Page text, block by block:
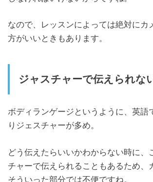
なので、レッスンによっては絶対にカ
方がいいときもあります。
ジャスチャーで伝えられな
ボディランゲージというように、英語
りジェスチャーが多め。
どう伝えたらいいかわからない時に、
チャーで伝えられることもあるため、
そういった部分では不便ですね。